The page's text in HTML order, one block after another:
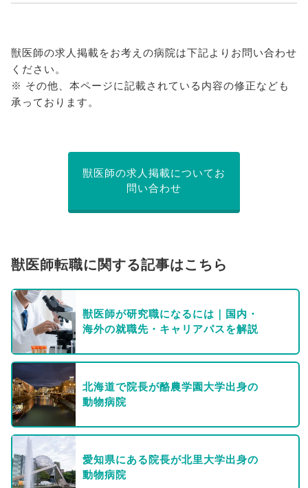
獣医師の求人掲載をお考えの病院は下記よりお問い合わせ
ください。
※ その他、本ページに記載されている内容の修正なども
承っております。
獣医師の求人掲載についてお
問い合わせ
獣医師転職に関する記事はこちら
獣医師が研究職になるには｜国内・
海外の就職先・キャリアパスを解説
北海道で院長が酪農学園大学出身の
動物病院
愛知県にある院長が北里大学出身の
動物病院